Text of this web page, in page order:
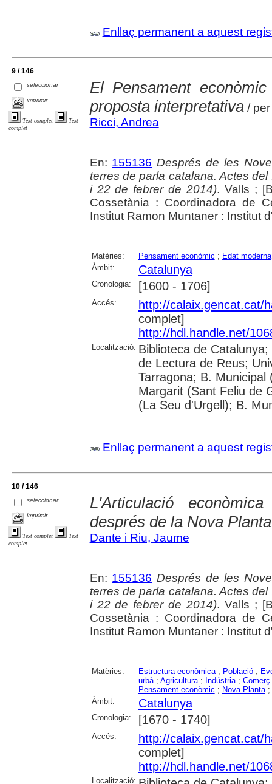
Enllaç permanent a aquest
9 / 146
seleccionar
imprimir
Text complet
Text
complet
El Pensament
proposta interpretativa/ per
Ricci, Andrea
En: 155136 Després de les
terres de parla catalana. Actes
i 22 de febrer de 2014). Valls ;
Cossetània : Coordinadora de
Institut Ramon Muntaner : Institut
Matèries: Pensament econòmic ; Edat moderna
Àmbit:
Catalunya
Cronologia: [1600 - 1706]
Accés:
http://calaix.gencat.cat/
complet]
http://hdl.handle.net/
Localització: Biblioteca de
de Lectura de Reus;
Tarragona; B.
Margarit (Sant Feliu de
(La Seu d'Urgell); B.
Enllaç permanent a aquest
10 / 146
seleccionar
imprimir
Text complet
Text
complet
L'Articulació
després de la Nova Planta
Dante i Riu, Jaume
En: 155136 Després de les
terres de parla catalana. Actes
i 22 de febrer de 2014). Valls ;
Cossetània : Coordinadora de
Institut Ramon Muntaner : Institut
Matèries: Estructura econòmica; Població;
urbà; Agricultura; Indústria; Comerç
Pensament econòmic ; Nova Planta;
Àmbit:
Catalunya
Cronologia: [1670 - 1740]
Accés:
http://calaix.gencat.cat/
complet]
http://hdl.handle.net/
Localització: